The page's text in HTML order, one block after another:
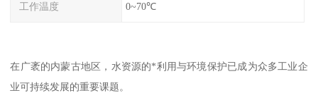
工作温度 0~70℃
在广袤的内蒙古地区，水资源的*利用与环境保护已成为众多工业企
业可持续发展的重要课题。